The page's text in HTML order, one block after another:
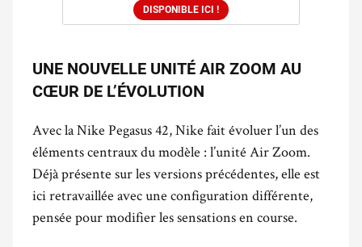
DISPONIBLE ICI !
UNE NOUVELLE UNITÉ AIR ZOOM AU
CŒUR DE L’ÉVOLUTION
Avec la Nike Pegasus 42, Nike fait évoluer l’un des
éléments centraux du modèle : l’unité Air Zoom.
Déjà présente sur les versions précédentes, elle est
ici retravaillée avec une configuration différente,
pensée pour modifier les sensations en course.